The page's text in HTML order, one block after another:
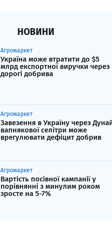
НОВИНИ
Агромаркет
Україна може втратити до $5
млрд експортної виручки через
дорогі добрива
Агромаркет
Завезення в Україну через
вапнякової селітри може
врегулювати дефіцит добрив
Агромаркет
Вартість посівної кампанії у
порівнянні з минулим роком
зросте на 5-7%